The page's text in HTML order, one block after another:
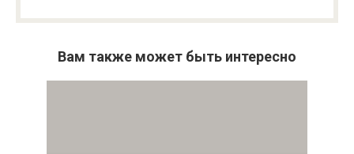
Вам также может быть интересно